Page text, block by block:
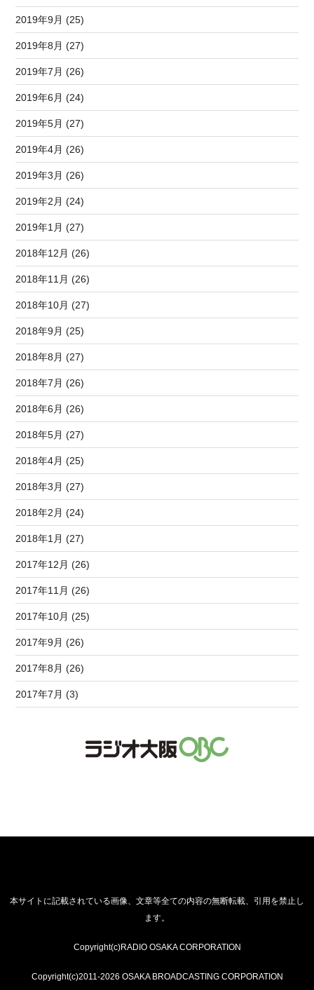
2019年9月 (25)
2019年8月 (27)
2019年7月 (26)
2019年6月 (24)
2019年5月 (27)
2019年4月 (26)
2019年3月 (26)
2019年2月 (24)
2019年1月 (27)
2018年12月 (26)
2018年11月 (26)
2018年10月 (27)
2018年9月 (25)
2018年8月 (27)
2018年7月 (26)
2018年6月 (26)
2018年5月 (27)
2018年4月 (25)
2018年3月 (27)
2018年2月 (24)
2018年1月 (27)
2017年12月 (26)
2017年11月 (26)
2017年10月 (25)
2017年9月 (26)
2017年8月 (26)
2017年7月 (3)
本サイトに記載されている画像、文章等全ての内容の無断転載、引用を禁止し
ます。
Copyright(c)RADIO OSAKA CORPORATION
Copyright(c)2011-2026 OSAKA BROADCASTING CORPORATION